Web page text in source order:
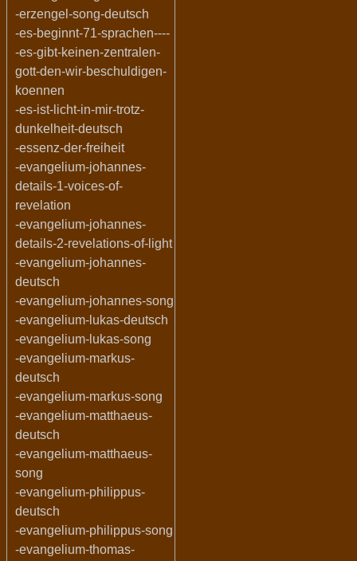
-erzengel-song-deutsch
-es-beginnt-71-sprachen----
-es-gibt-keinen-zentralen-
gott-den-wir-beschuldigen-
koennen
-es-ist-licht-in-mir-trotz-
dunkelheit-deutsch
-essenz-der-freiheit
-evangelium-johannes-
details-1-voices-of-
revelation
-evangelium-johannes-
details-2-revelations-of-light
-evangelium-johannes-
deutsch
-evangelium-johannes-song
-evangelium-lukas-deutsch
-evangelium-lukas-song
-evangelium-markus-
deutsch
-evangelium-markus-song
-evangelium-matthaeus-
deutsch
-evangelium-matthaeus-
song
-evangelium-philippus-
deutsch
-evangelium-philippus-song
-evangelium-thomas-